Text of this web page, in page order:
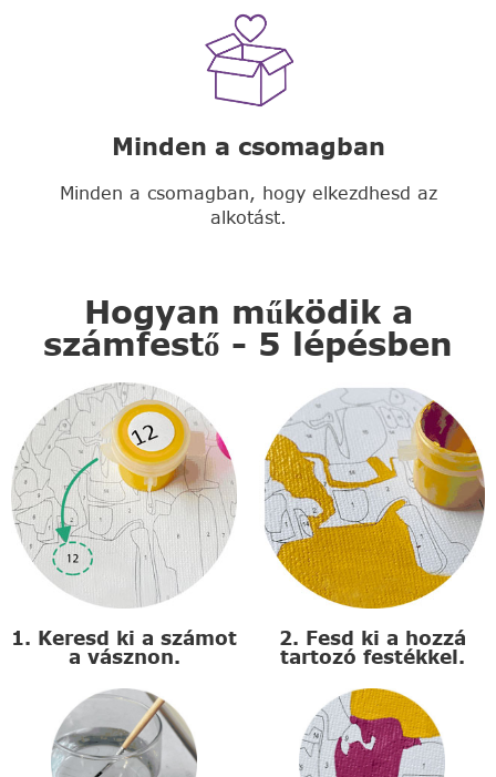
Minden a csomagban
Minden a csomagban, hogy elkezdhesd az
alkotást.
Hogyan működik a
számfestő - 5 lépésben
1. Keresd ki a számot
a vásznon.
2. Fesd ki a hozzá
tartozó festékkel.